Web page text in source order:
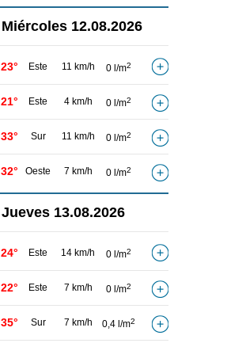
Miércoles 12.08.2026
23° Este 11 km/h 0 l/m2
21° Este 4 km/h 0 l/m2
33° Sur 11 km/h 0 l/m2
32° Oeste 7 km/h 0 l/m2
Jueves 13.08.2026
24° Este 14 km/h 0 l/m2
22° Este 7 km/h 0 l/m2
35° Sur 7 km/h 0,4 l/m2